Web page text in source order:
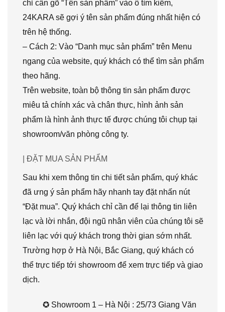
chỉ cần gõ “Tên sản phẩm” vào ô tìm kiếm,
24KARA sẽ gợi ý tên sản phẩm đúng nhất hiện có
trên hệ thống.
– Cách 2: Vào “Danh mục sản phẩm” trên Menu
ngang của website, quý khách có thể tìm sản phẩm
theo hãng.
Trên website, toàn bộ thông tin sản phẩm được
miêu tả chính xác và chân thực, hình ảnh sản
phẩm là hình ảnh thực tế được chúng tôi chụp tại
showroom/văn phòng công ty.
| ĐẶT MUA SẢN PHẨM
Sau khi xem thông tin chi tiết sản phẩm, quý khác
đã ưng ý sản phẩm hãy nhanh tay đặt nhấn nút
“Đặt mua”. Quý khách chỉ cần để lại thông tin liên
lạc và lời nhắn, đội ngũ nhân viên của chúng tôi sẽ
liên lạc với quý khách trong thời gian sớm nhất.
Trường hợp ở Hà Nội, Bắc Giang, quý khách có
thể trực tiếp tới showroom để xem trực tiếp và giao
dịch.
✪ Showroom 1 – Hà Nội : 25/73 Giang Văn